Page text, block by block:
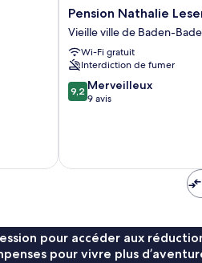
Pension
Nathalie
Leser
Vieille
ville
de
Baden-
Pension Nathalie
Vieille ville de Baden-
Wi-Fi gratuit
Interdiction de fumer
9.2
sur
9,2 Merveilleux
9 avis
pour accéder aux
pour vivre plus